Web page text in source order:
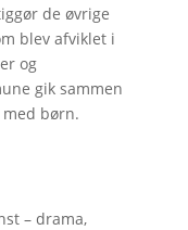
de øvrige
blev afviklet i
og
gik sammen
børn.
– drama,